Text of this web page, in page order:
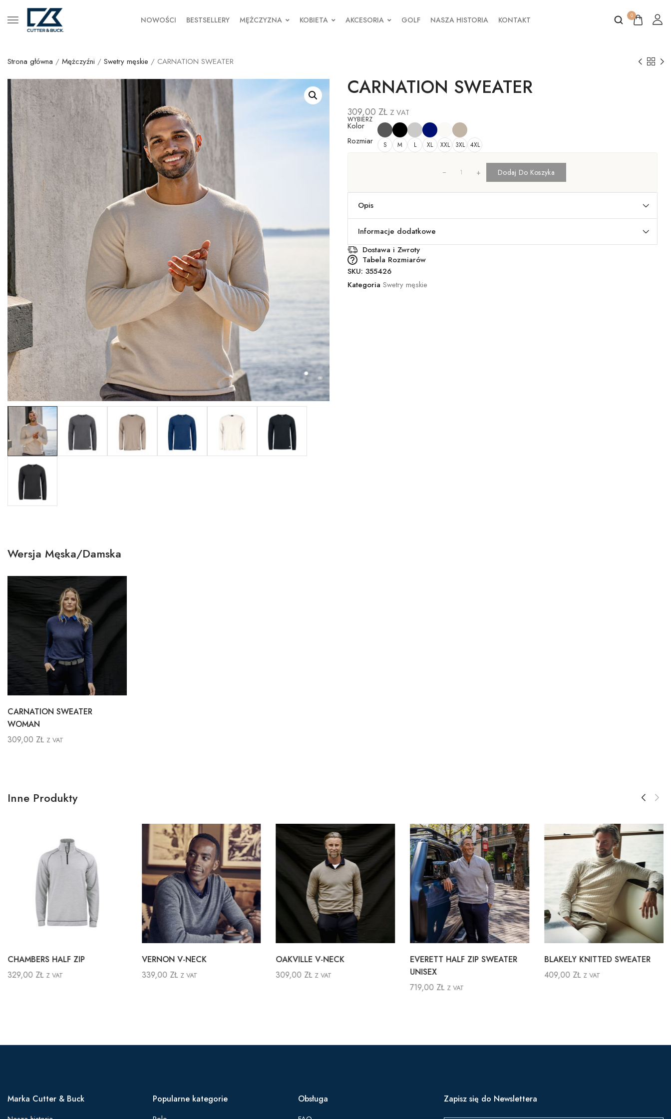
NOWOŚCI BESTSELLERY MĘŻCZYZNA KOBIETA AKCESORIA GOLF NASZA HISTORIA KONTAKT 0
Strona główna / Mężczyźni / Swetry męskie / CARNATION SWEATER
CARNATION SWEATER
309,00 ZŁ Z VAT
WYBIERZ
Kolor
Rozmiar
S M L XL XXL 3XL 4XL
+ Dodaj Do Koszyka
Opis
Informacje dodatkowe
Dostawa i Zwroty
Tabela Rozmiarów
SKU: 355426
Kategoria Swetry męskie
Wersja Męska/Damska
CARNATION SWEATER
WOMAN
309,00 ZŁ Z VAT
Inne Produkty
CHAMBERS HALF ZIP
329,00 ZŁ Z VAT
VERNON V-NECK
339,00 ZŁ Z VAT
OAKVILLE V-NECK
309,00 ZŁ Z VAT
EVERETT HALF ZIP SWEATER
UNISEX
719,00 ZŁ Z VAT
BLAKELY KNITTED SWEATER
409,00 ZŁ Z VAT
Marka Cutter & Buck Popularne kategorie Obsługa Zapisz się do Newslettera